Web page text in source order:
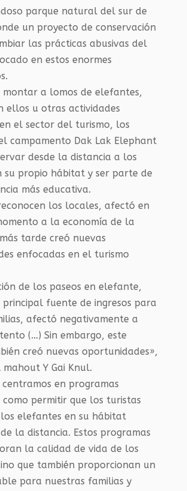
parque natural del sur de
un proyecto de conservación
las prácticas abusivas del
en estos enormes
montar a lomos de elefantes,
ellos u otras actividades
el sector del turismo, los
campamento Dak Lak Elephant
desde la distancia a los
su propio hábitat y ser parte de
más educativa.
los locales, afectó en
a la economía de la
tarde creó nuevas
enfocadas en el turismo
de los paseos en elefante,
fuente de ingresos para
afectó negativamente a
(…) Sin embargo, este
creó nuevas oportunidades»,
Y Gai Knul.
en programas
como permitir que los turistas
elefantes en su hábitat
la distancia. Estos programas
la calidad de vida de los
que también proporcionan un
para nuestras familias y